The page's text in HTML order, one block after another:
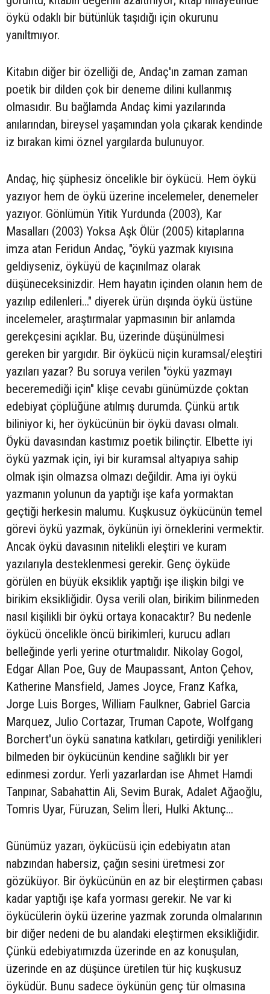
öykü odaklı bir bütünlük taşıdığı için okurunu
yanıltmıyor.
Kitabın diğer bir özelliği de, Andaç'ın zaman zaman
poetik bir dilden çok bir deneme dilini kullanmış
olmasıdır. Bu bağlamda Andaç kimi yazılarında
anılarından, bireysel yaşamından yola çıkarak kendinde
iz bırakan kimi öznel yargılarda bulunuyor.
Andaç, hiç şüphesiz öncelikle bir öykücü. Hem öykü
yazıyor hem de öykü üzerine incelemeler, denemeler
yazıyor. Gönlümün Yitik Yurdunda (2003), Kar
Masalları (2003) Yoksa Aşk Ölür (2005) kitaplarına
imza atan Feridun Andaç, "öykü yazmak kıyısına
geldiyseniz, öyküyü de kaçınılmaz olarak
düşüneceksinizdir. Hem hayatın içinden olanın hem de
yazılıp edilenleri..." diyerek ürün dışında öykü üstüne
incelemeler, araştırmalar yapmasının bir anlamda
gerekçesini açıklar. Bu, üzerinde düşünülmesi
gereken bir yargıdır. Bir öykücü niçin kuramsal/eleştiri
yazıları yazar? Bu soruya verilen "öykü yazmayı
beceremediği için" klişe cevabı günümüzde çoktan
edebiyat çöplüğüne atılmış durumda. Çünkü artık
biliniyor ki, her öykücünün bir öykü davası olmalı.
Öykü davasından kastımız poetik bilinçtir. Elbette iyi
öykü yazmak için, iyi bir kuramsal altyapıya sahip
olmak işin olmazsa olmazı değildir. Ama iyi öykü
yazmanın yolunun da yaptığı işe kafa yormaktan
geçtiği herkesin malumu. Kuşkusuz öykücünün temel
görevi öykü yazmak, öykünün iyi örneklerini vermektir.
Ancak öykü davasının nitelikli eleştiri ve kuram
yazılarıyla desteklenmesi gerekir. Genç öyküde
görülen en büyük eksiklik yaptığı işe ilişkin bilgi ve
birikim eksikliğidir. Oysa verili olan, birikim bilinmeden
nasıl kişilikli bir öykü ortaya konacaktır? Bu nedenle
öykücü öncelikle öncü birikimleri, kurucu adları
belleğinde yerli yerine oturtmalıdır. Nikolay Gogol,
Edgar Allan Poe, Guy de Maupassant, Anton Çehov,
Katherine Mansfield, James Joyce, Franz Kafka,
Jorge Luis Borges, William Faulkner, Gabriel Garcia
Marquez, Julio Cortazar, Truman Capote, Wolfgang
Borchert'un öykü sanatına katkıları, getirdiği yenilikleri
bilmeden bir öykücünün kendine sağlıklı bir yer
edinmesi zordur. Yerli yazarlardan ise Ahmet Hamdi
Tanpınar, Sabahattin Ali, Sevim Burak, Adalet Ağaoğlu,
Tomris Uyar, Füruzan, Selim İleri, Hulki Aktunç...
Günümüz yazarı, öykücüsü için edebiyatın atan
nabzından habersiz, çağın sesini üretmesi zor
gözüküyor. Bir öykücünün en az bir eleştirmen çabası
kadar yaptığı işe kafa yorması gerekir. Ne var ki
öykücülerin öykü üzerine yazmak zorunda olmalarının
bir diğer nedeni de bu alandaki eleştirmen eksikliğidir.
Çünkü edebiyatımızda üzerinde en az konuşulan,
üzerinde en az düşünce üretilen tür hiç kuşkusuz
öyküdür. Bunu sadece öykünün genç tür olmasına